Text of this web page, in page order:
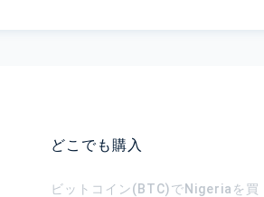
どこでも購入
ビットコイン(BTC)でNigeriaを買